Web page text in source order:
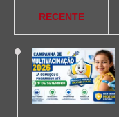
RECENTE